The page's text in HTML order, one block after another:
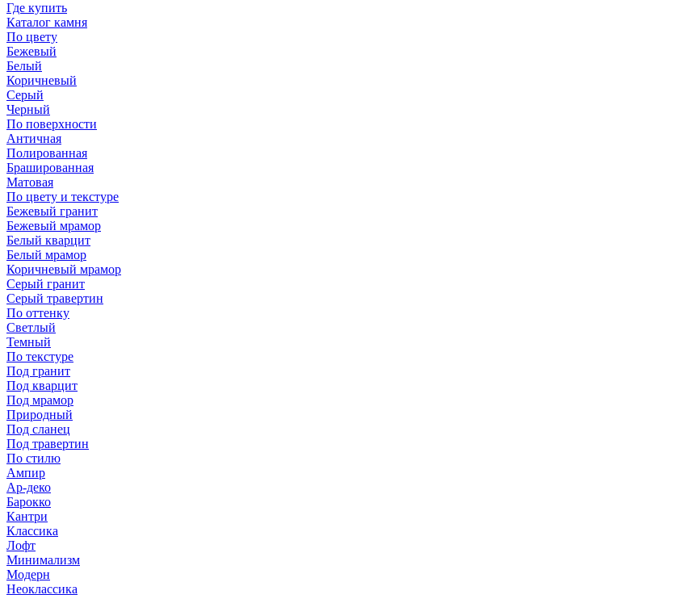
Где купить
Каталог камня
По цвету
Бежевый
Белый
Коричневый
Серый
Черный
По поверхности
Античная
Полированная
Брашированная
Матовая
По цвету и текстуре
Бежевый гранит
Бежевый мрамор
Белый кварцит
Белый мрамор
Коричневый мрамор
Серый гранит
Серый травертин
По оттенку
Светлый
Темный
По текстуре
Под гранит
Под кварцит
Под мрамор
Природный
Под сланец
Под травертин
По стилю
Ампир
Ар-деко
Барокко
Кантри
Классика
Лофт
Минимализм
Модерн
Неоклассика